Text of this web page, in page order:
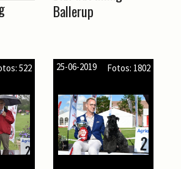
Ballerup
522 25-06-2019 Fotos: 1802